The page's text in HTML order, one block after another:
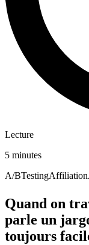
Lecture
5 minutes
A/BTestingAffiliation
Quand on
parle un
toujours